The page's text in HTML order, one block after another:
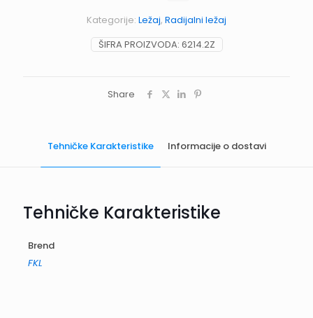
ŠIFRA PROIZVODA: 6214.2Z
Kategorije: Ležaj, Radijalni ležaj
Share
Tehničke Karakteristike Informacije o dostavi
Tehničke Karakteristike
Brend
FKL